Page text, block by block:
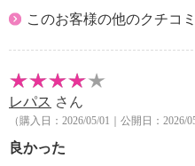
このお客様の他のクチコ
レパス さん
（購入日：2026/05/01｜公開日：2026/
良かった